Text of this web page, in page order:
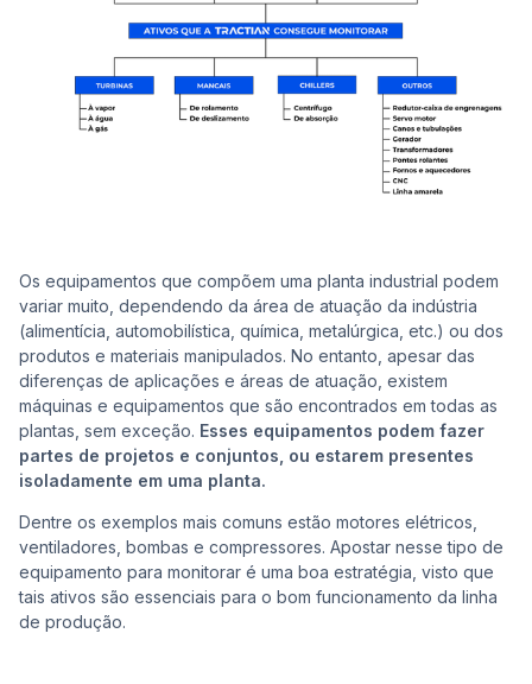
Os equipamentos que compõem uma planta industrial podem
variar muito, dependendo da área de atuação da indústria
(alimentícia, automobilística, química, metalúrgica, etc.) ou dos
produtos e materiais manipulados. No entanto, apesar das
diferenças de aplicações e áreas de atuação, existem
máquinas e equipamentos que são encontrados em todas as
plantas, sem exceção. Esses equipamentos podem fazer
partes de projetos e conjuntos, ou estarem presentes
isoladamente em uma planta.
Dentre os exemplos mais comuns estão motores elétricos,
ventiladores, bombas e compressores. Apostar nesse tipo de
equipamento para monitorar é uma boa estratégia, visto que
tais ativos são essenciais para o bom funcionamento da linha
de produção.